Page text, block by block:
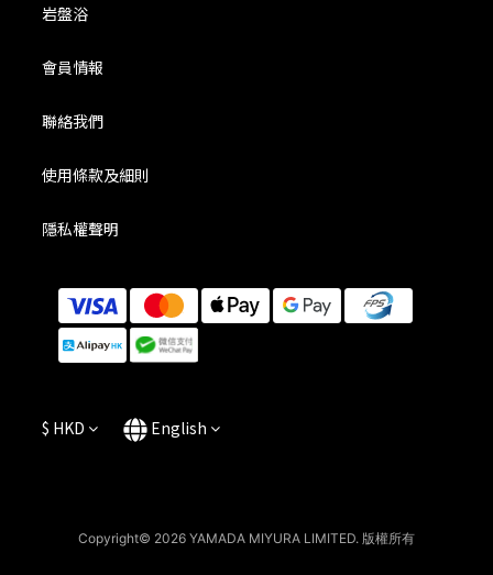
岩盤浴
會員情報
聯絡我們
使用條款及細則
隱私權聲明
$ HKD English
Copyright© 2026 YAMADA MIYURA LIMITED. 版權所有